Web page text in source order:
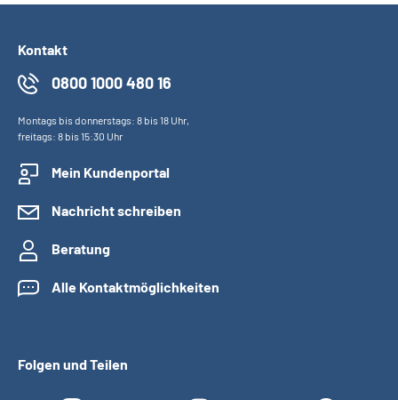
Kontakt
0800 1000 480 16
Montags bis donnerstags: 8 bis 18 Uhr,
freitags: 8 bis 15:30 Uhr
Mein Kundenportal
Nachricht schreiben
Beratung
Alle Kontaktmöglichkeiten
Folgen und Teilen